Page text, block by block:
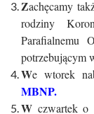
Zachęcamy
rodziny
Parafialnemu
potrzebującym
We wtorek
MBNP.
W czwartek o